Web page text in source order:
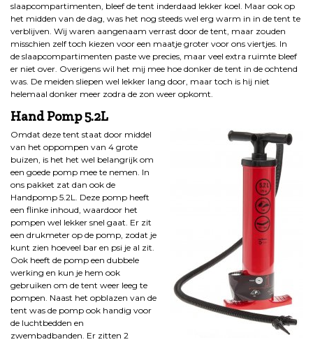
slaapcompartimenten, bleef de tent inderdaad lekker koel. Maar ook op
het midden van de dag, was het nog steeds wel erg warm in in de tent te
verblijven. Wij waren aangenaam verrast door de tent, maar zouden
misschien zelf toch kiezen voor een maatje groter voor ons viertjes. In
de slaapcompartimenten paste we precies, maar veel extra ruimte bleef
er niet over. Overigens wil het mij mee hoe donker de tent in de ochtend
was. De meiden sliepen wel lekker lang door, maar toch is hij niet
helemaal donker meer zodra de zon weer opkomt.
Hand Pomp 5.2L
Omdat deze tent staat door middel
van het oppompen van 4 grote
buizen, is het het wel belangrijk om
een goede pomp mee te nemen. In
ons pakket zat dan ook de
Handpomp 5.2L. Deze pomp heeft
een flinke inhoud, waardoor het
pompen wel lekker snel gaat. Er zit
een drukmeter op de pomp, zodat je
kunt zien hoeveel bar en psi je al zit.
Ook heeft de pomp een dubbele
werking en kun je hem ook
gebruiken om de tent weer leeg te
pompen. Naast het opblazen van de
tent was de pomp ook handig voor
de luchtbedden en
zwembadbanden. Er zitten 2